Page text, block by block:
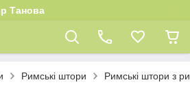
Танова
Римські штори Римські штори з